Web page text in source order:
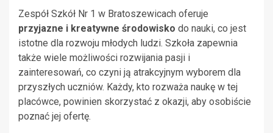
Zespół Szkół Nr 1 w Bratoszewicach oferuje
przyjazne i kreatywne środowisko do nauki, co jest
istotne dla rozwoju młodych ludzi. Szkoła zapewnia
także wiele możliwości rozwijania pasji i
zainteresowań, co czyni ją atrakcyjnym wyborem dla
przyszłych uczniów. Każdy, kto rozważa naukę w tej
placówce, powinien skorzystać z okazji, aby osobiście
poznać jej ofertę.